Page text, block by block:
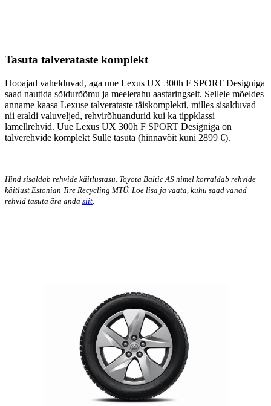
Tasuta talverataste komplekt
Hooajad vahelduvad, aga uue Lexus UX 300h F SPORT Designiga
saad nautida sõidurõõmu ja meelerahu aastaringselt. Sellele mõeldes
anname kaasa Lexuse talverataste täiskomplekti, milles sisalduvad
nii eraldi valuveljed, rehvirõhuandurid kui ka tippklassi
lamellrehvid. Uue Lexus UX 300h F SPORT Designiga on
talverehvide komplekt Sulle tasuta (hinnavõit kuni 2899 €).
Hind sisaldab rehvide käitlustasu. Toyota Baltic AS nimel korraldab rehvide
käitlust Estonian Tire Recycling MTÜ. Loe lisa ja vaata, kuhu saad vanad
rehvid tasuta ära anda siit